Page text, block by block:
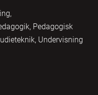
Pedagogisk
Undervisning